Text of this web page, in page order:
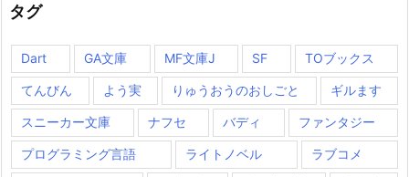
タグ
Dart GA文庫 MF文庫J SF TOブックス
てんびん よう実 りゅうおうのおしごと ギルます
スニーカー文庫 ナフセ バディ ファンタジー
プログラミング言語 ライトノベル ラブコメ